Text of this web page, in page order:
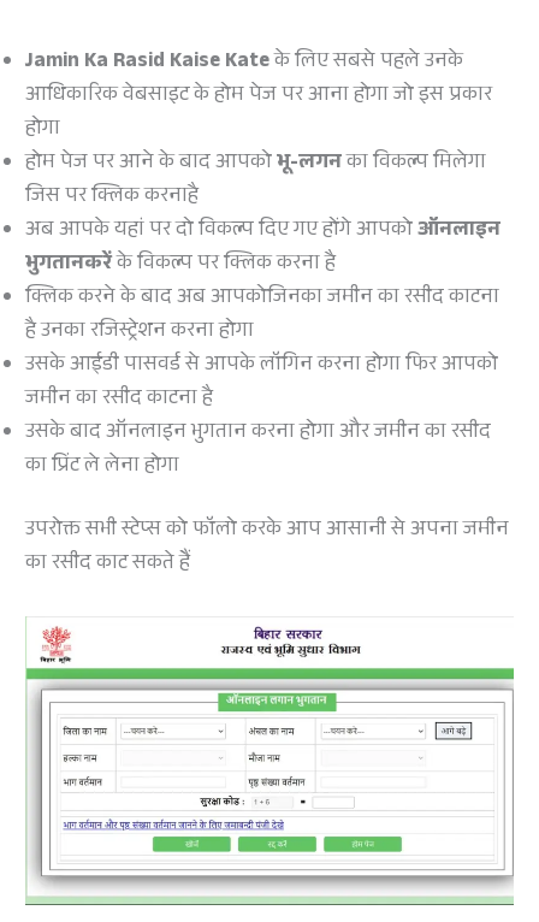
Jamin Ka Rasid Kaise Kateके लिए सबसे पहले उनके
आधिकारिक वेबसाइट के होम पेज पर आना होगा जो इस प्रकार
होगा
होम पेज पर आने के बाद आपकोभू-लगनका विकल्प मिलेगा
जिस पर क्लिक करनाहै
अब आपके यहां पर दो विकल्प दिए गए होंगे आपकोऑनलाइन
भुगतानकरेंके विकल्प पर क्लिक करना है
क्लिक करने के बाद अब आपकोजिनका जमीन का रसीद काटना
है उनका रजिस्ट्रेशन करना होगा
उसके आईडी पासवर्ड से आपके लॉगिन करना होगा फिर आपको
जमीन का रसीद काटना है
उसके बाद ऑनलाइन भुगतान करना होगा और जमीन का रसीद
का प्रिंट ले लेना होगा
उपरोक्त सभी स्टेप्स को फॉलो करके आप आसानी से अपना जमीन
का रसीद काट सकते हैं